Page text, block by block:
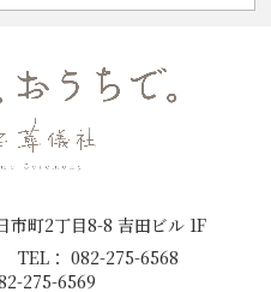
市町2丁目8-8 吉田ビル 1F
TEL： 082-275-6568
275-6569